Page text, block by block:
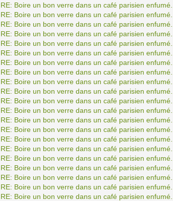
RE: Boire un bon verre dans un café parisien enfumé...
RE: Boire un bon verre dans un café parisien enfumé...
RE: Boire un bon verre dans un café parisien enfumé...
RE: Boire un bon verre dans un café parisien enfumé...
RE: Boire un bon verre dans un café parisien enfumé...
RE: Boire un bon verre dans un café parisien enfumé...
RE: Boire un bon verre dans un café parisien enfumé...
RE: Boire un bon verre dans un café parisien enfumé...
RE: Boire un bon verre dans un café parisien enfumé...
RE: Boire un bon verre dans un café parisien enfumé...
RE: Boire un bon verre dans un café parisien enfumé...
RE: Boire un bon verre dans un café parisien enfumé...
RE: Boire un bon verre dans un café parisien enfumé...
RE: Boire un bon verre dans un café parisien enfumé...
RE: Boire un bon verre dans un café parisien enfumé...
RE: Boire un bon verre dans un café parisien enfumé...
RE: Boire un bon verre dans un café parisien enfumé...
RE: Boire un bon verre dans un café parisien enfumé...
RE: Boire un bon verre dans un café parisien enfumé...
RE: Boire un bon verre dans un café parisien enfumé...
RE: Boire un bon verre dans un café parisien enfumé...